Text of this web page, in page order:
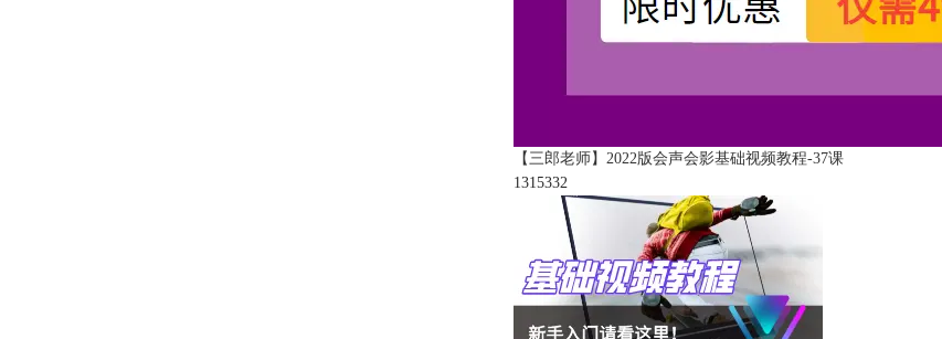
【三郎老师】2022版会声会影基础视频教程-37课
1315332